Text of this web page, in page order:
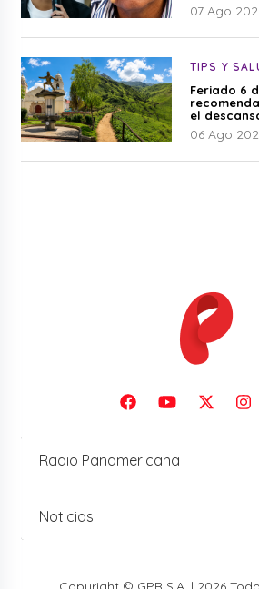
07 Ago
TIPS Y
Feriado 6
el
06 Ago
Radio Panamericana
Noticias